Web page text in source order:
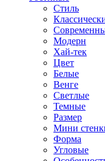
Стиль
Модерн
Хай-тек
Цвет
Белые
Венге
Светлые
Темные
Размер
Мини
Форма
Угловые